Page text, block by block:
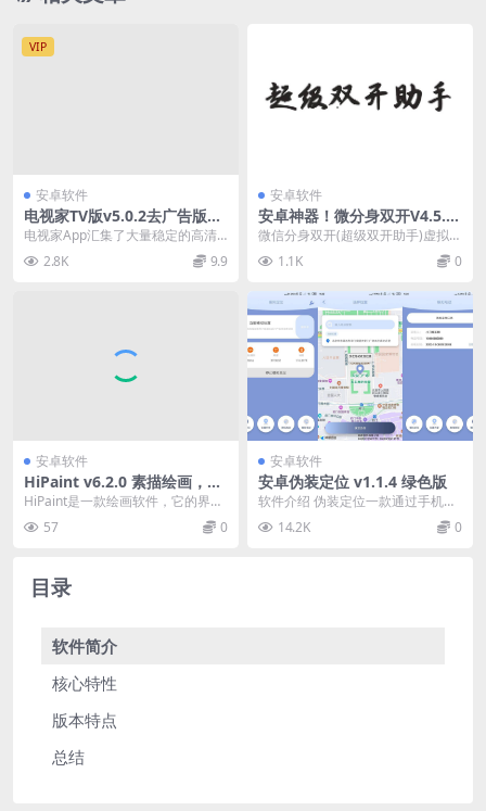
VIP
安卓软件
电视家TV版v5.0.2去广告版
【永久更新】
电视家App汇集了大量稳定的高清
频道、数字频道以及经典电影专
栏，满足不同用户的多...
2.8K 9.9
安卓软件
安卓神器！微分身双开V4.5.8
会员版
微信分身双开(超级双开助手)虚拟化
启动的微信分身、微信双开、微信
多开、微信分身版...
1.1K 0
安卓软件
HiPaint v6.2.0 素描绘画，插
画漫画，解锁专业版
HiPaint是一款绘画软件，它的界面
设计简洁直观，没有任何多余的功
能，使得用户...
57 0
安卓软件
安卓伪装定位 v1.1.4 绿色版
软件介绍 伪装定位一款通过手机定
位app。随时随地打卡，实时查看
位置守护好友安全...
14.2K 0
目录
软件简介
核心特性
版本特点
总结